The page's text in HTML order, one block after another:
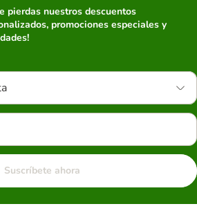
pierdas nuestros descuentos
promociones especiales y
Suscríbete ahora